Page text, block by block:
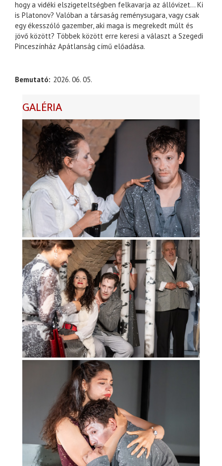
hogy a vidéki elszigeteltségben felkavarja az állóvizet… Ki
is Platonov? Valóban a társaság reménysugara, vagy csak
egy ékesszóló gazember, aki maga is megrekedt múlt és
jövő között? Többek között erre keresi a választ a Szegedi
Pinceszínház Apátlanság című előadása.
Bemutató 2026. 06. 05.
GALÉRIA